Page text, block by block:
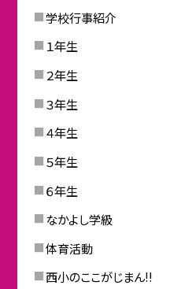
学校行事紹介
１年生
２年生
３年生
４年生
５年生
６年生
なかよし学級
体育活動
西小のここがじまん!!